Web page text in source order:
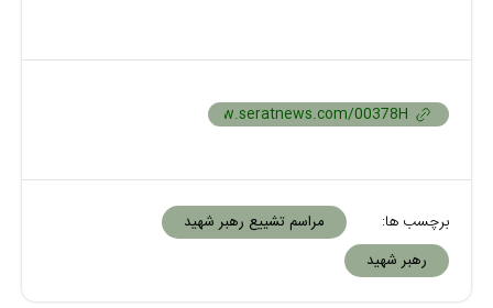
برچسب ها:
مراسم تشییع رهبر شهید
رهبر شهید